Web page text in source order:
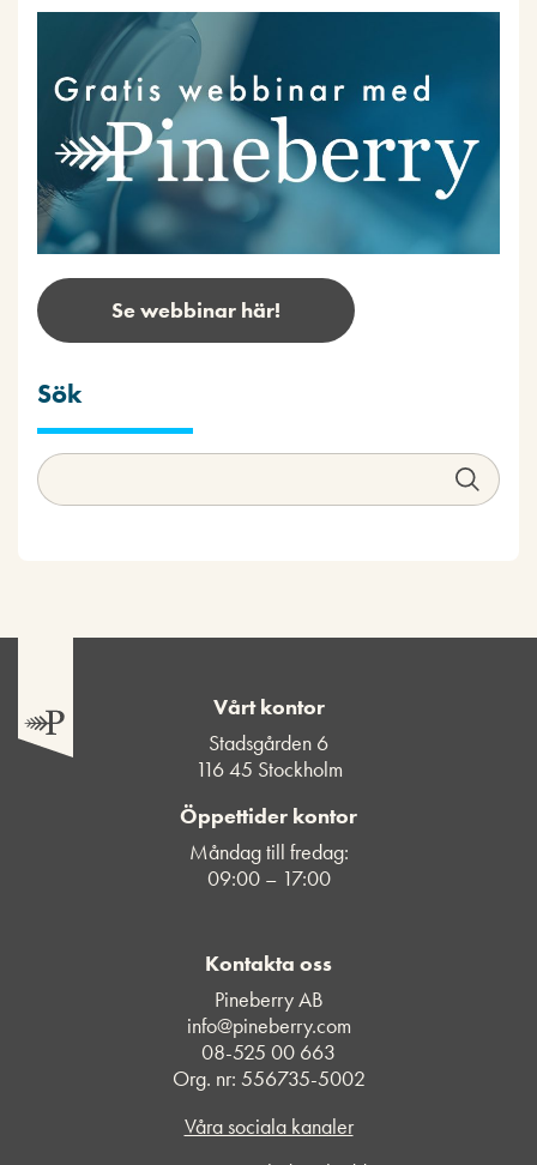
Se webbinar här!
Sök
Vårt kontor
Stadsgården 6
116 45 Stockholm
Öppettider kontor
Måndag till fredag:
09:00 – 17:00
Kontakta oss
Pineberry AB
info@pineberry.com
08-525 00 663
Org. nr: 556735-5002
Våra sociala kanaler